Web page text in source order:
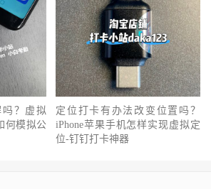
？虚拟
何模拟公
定位打卡有办法改变位置吗？
iPhone苹果手机怎样实现虚拟定
位-钉钉打卡神器